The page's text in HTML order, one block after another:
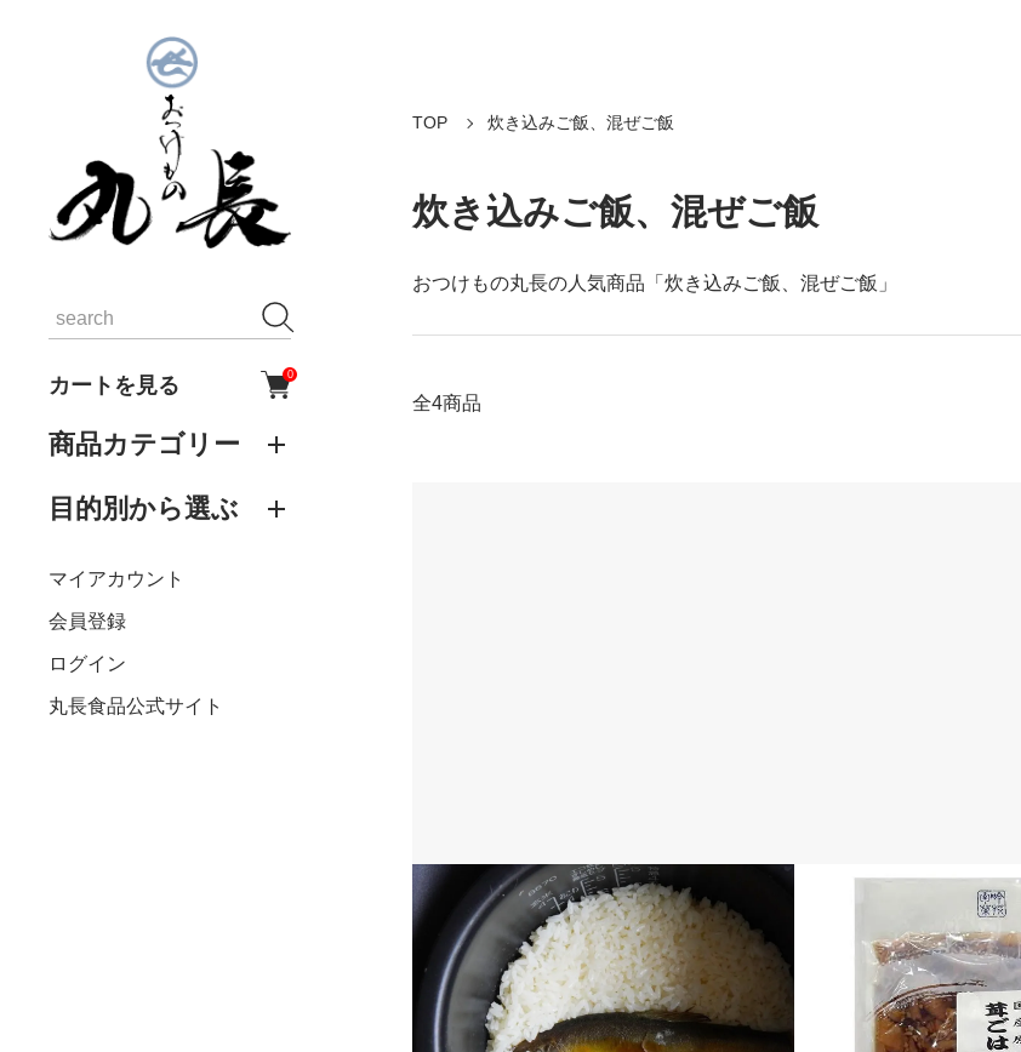
カートを見る 0
商品カテゴリー
目的別から選ぶ
マイアカウント
会員登録
ログイン
丸長食品公式サイト
TOP 炊き込みご飯、混ぜご飯
炊き込みご飯、混ぜご飯
おつけもの丸長の人気商品「炊き込みご飯、混ぜご飯」
全4商品